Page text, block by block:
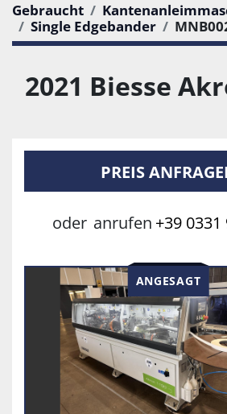
Gebraucht
Single Edgebander
2021 Biesse
PREIS
oder anrufen +39 0331
ANGESAGT